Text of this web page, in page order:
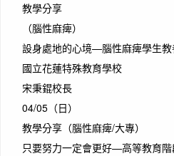
教學分享
（腦性麻痺）
設身處地的心境—腦性麻痺學生
國立花蓮特殊教育學校
宋秉錕校長
04/05（日）
教學分享（腦性麻痺/大專）
只要努力一定會更好—高等教育